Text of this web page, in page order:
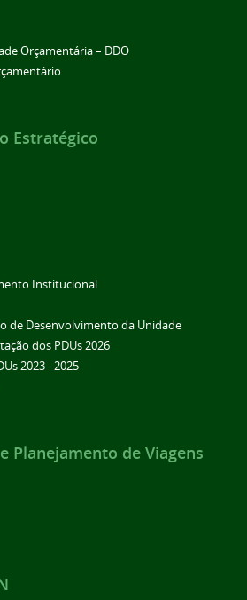
Orçamentária – DDO
Estratégico
Institucional
de Desenvolvimento da Unidade
dos PDUs 2026
2023 - 2025
Planejamento de Viagens